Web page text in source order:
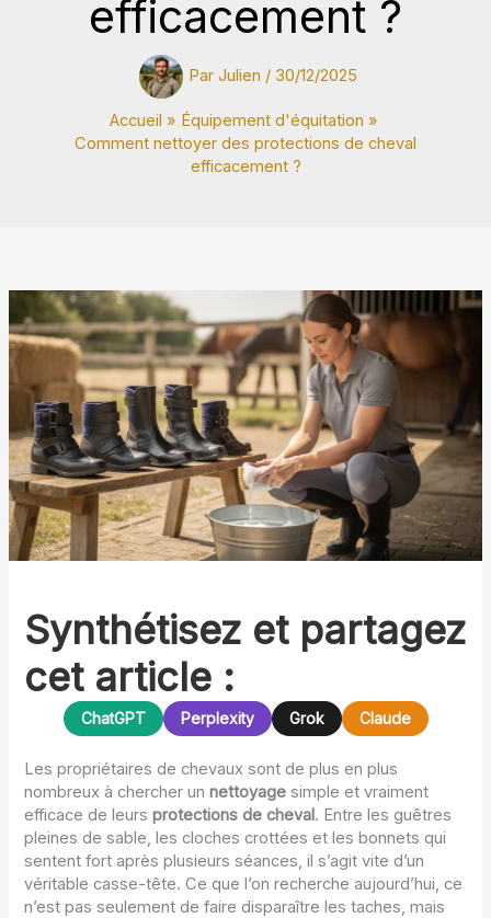
efficacement ?
Par Julien / 30/12/2025
Accueil
Équipement d'équitation
Comment nettoyer des protections de cheval
efficacement ?
Synthétisez et partagez
cet article :
ChatGPT Perplexity Grok Claude
Les propriétaires de chevaux sont de plus en plus
nombreux à chercher unnettoyage simple et vraiment
efficace de leursprotections de cheval. Entre les guêtres
pleines de sable, les cloches crottées et les bonnets qui
sentent fort après plusieurs séances, il s’agit vite d’un
véritable casse-tête. Ce que l’on recherche aujourd’hui, ce
n’est pas seulement de faire disparaître les taches, mais